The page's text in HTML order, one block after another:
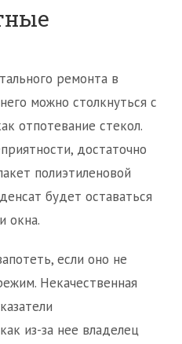
ремонта в
можно столкнуться с
отпотевание стекол.
достаточно
полиэтиленовой
будет оставаться
окна.
если оно не
Некачественная
из-за нее владелец